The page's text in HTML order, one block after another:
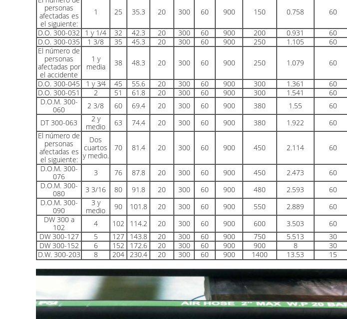
personas
afectadas es
el siguiente:
1 25 35.3 20 300 60 900 150 0.758 60
D.O. 300-032 1 y 1/4 32 42.3 20 300 60 900 200 0.931
60
D.O. 300-035
1 3/8 35 45.3 20 300 60 900 250 1.105
60
El número de
personas
afectadas por
el accidente
1 y
media
38 48.3 20 300 60 900 250 1.079 60
D.O. 300-045 1 y 3⁄4 45 55.6 20 300 60 900 300 1.361
60
D.O. 300-051
2 51 61.8 20 300 60 900 300 1.541
60
D.O.M. 300-
060
2 3/8 60 69.4 20 300 60 900 380 1.55
60
DT 300-063
2 y
medio
63 74.4 20 300 60 900 380 1.922
60
El número de
personas
afectadas es
el siguiente:
Dos
cuartos
y medio.
70 81.4 20 300 60 900 450 2.114 60
D.O.M. 300-
076
3 76 87.8 20 300 60 900 450 2.473
60
D.O.M. 300-
080
3 3/16 80 91.8 20 300 60 900 480 2.593
60
D.O.M. 300-
090
3 y
medio
90 101.8 20 300 60 900 550 2.889
60
DW 300 a
102
4 102 114.2 20 300 60 900 600 3.503
60
DW 300-127
5 127 143.8 20 300 60 900 750 5.513
30
DW 300-152
6 152 172.6 20 300 60 900 900 8
30
D.W. 300-203
8 204 230.4 20 300 60 900 1400 13.53 15